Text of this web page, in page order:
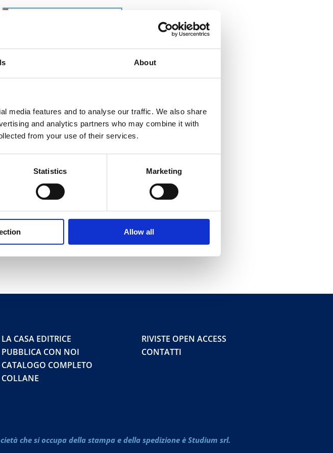
About
media features and to analyse our traffic. We also share
and analytics partners who may combine it with
from your use of their services.
Statistics Marketing
Allow all
Pedagogia critica per una
cittadinanza multiscalare
LA CASA EDITRICE
PUBBLICA CON NOI
CATALOGO COMPLETO
COLLANE
RIVISTE OPEN ACCESS
CONTATTI
che si occupa della stampa e della spedizione è Studium srl.